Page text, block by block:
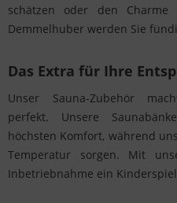
schätzen oder den Charme
Demmelhuber werden Sie
Das Extra für Ihre
Unser Sauna-Zubehör
perfekt. Unsere
höchsten Komfort, während
Temperatur sorgen. Mit
Inbetriebnahme ein